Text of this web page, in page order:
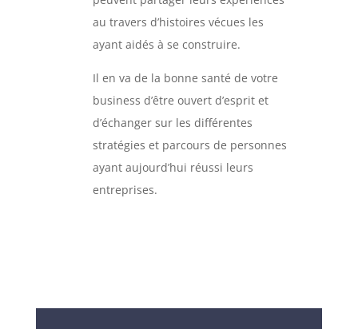
au travers d’histoires vécues les
ayant aidés à se construire.
Il en va de la bonne santé de votre
business d’être ouvert d’esprit et
d’échanger sur les différentes
stratégies et parcours de personnes
ayant aujourd’hui réussi leurs
entreprises.